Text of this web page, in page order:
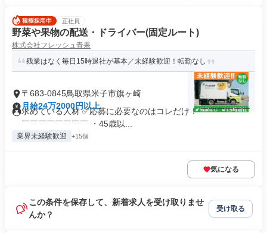
正社員
野菜や果物の配送・ドライバー(固定ルート)
株式会社フレッシュ青果
残業はなく毎日15時退社が基本／未経験歓迎！転勤なし
〒683-0845鳥取県米子市旗ヶ崎
月給24万2000円以上
求めている人材 ✅応募に必要なのはコレだけ！ ￣￣￣￣￣￣
￣￣￣￣￣￣￣￣ ・45歳以...
業界未経験歓迎 +15個
気になる
この条件を保存して、新着求人を受け取りませ
んか？
受け取る